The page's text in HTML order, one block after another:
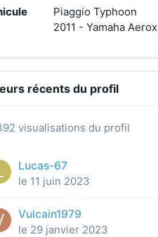
Piaggio Typhoon
2011 - Yamaha Aerox
récents du profil
visualisations du profil
Lucas-67
le 11 juin 2023
Vulcain1979
le 29 janvier 2023